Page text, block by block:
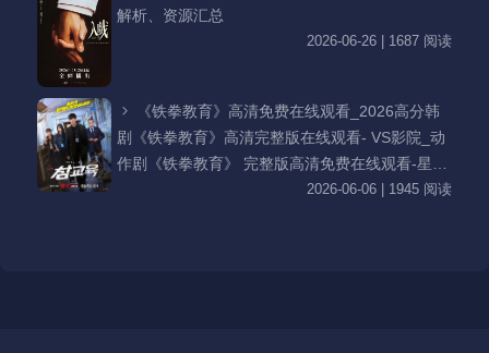
解析、资源汇总
2026-06-26 | 1687 阅读
《铁拳教育》高清免费在线观看_2026高分韩
剧《铁拳教育》高清完整版在线观看- VS影院_动
作剧《铁拳教育》 完整版高清免费在线观看-星空
影院李星民主演《铁拳教育》无广告_VS影视
2026-06-06 | 1945 阅读